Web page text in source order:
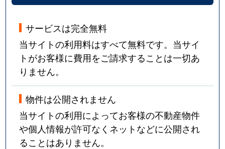
サービスは完全無料
当サイトの利用料はすべて無料です。当サイ
トがお客様に費用をご請求することは一切あ
りません。
物件は公開されません
当サイトの利用によってお客様の不動産物件
や個人情報が許可なくネットなどに公開され
ることはありません。